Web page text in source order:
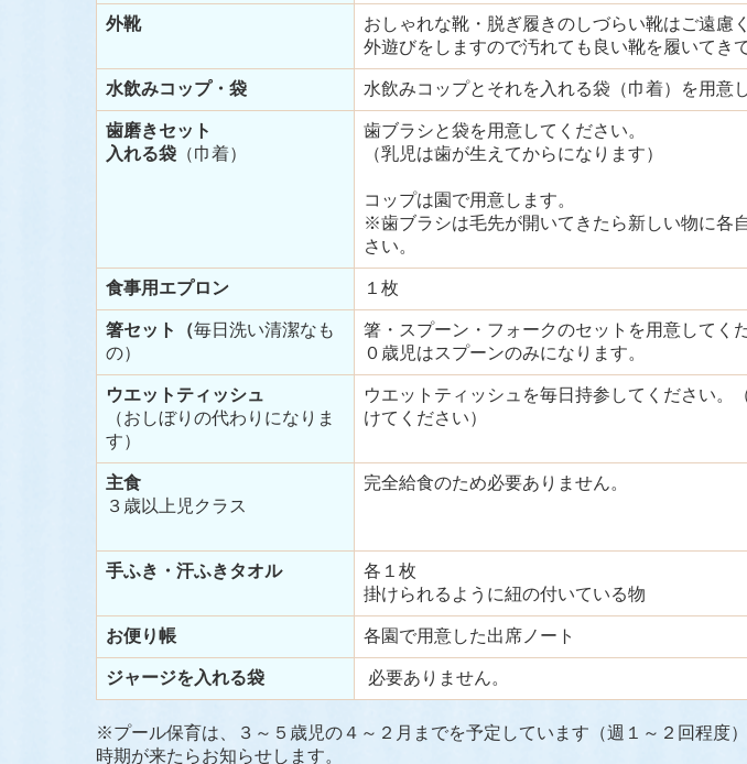
外靴
おしゃれな靴・脱ぎ履きのしづらい靴はご遠慮
外遊びをしますので汚れても良い靴を履いてき
水飲みコップ・袋 水飲みコップとそれを入れる袋（巾着）を用意
歯磨きセット
入れる袋 （巾着）
歯ブラシと袋を用意してください。
（乳児は歯が生えてからになります）
コップは園で用意します。
※歯ブラシは毛先が開いてきたら新しい物に各
さい。
食事用エプロン １枚
箸セット（毎日洗い清潔なも
の）
箸・スプーン・フォークのセットを用意してく
０歳児はスプーンのみになります。
ウエットティッシュ
（おしぼりの代わりになりま
す）
ウエットティッシュを毎日持参してください。
けてください）
主食
３歳以上児クラス
完全給食のため必要ありません。
手ふき・汗ふきタオル
各１枚
掛けられるように紐の付いている物
お便り帳 各園で用意した出席ノート
ジャージを入れる袋 必要ありません。
※プール保育は、３～５歳児の４～２月までを予定しています（週１～２回程度
時期が来たらお知らせします。